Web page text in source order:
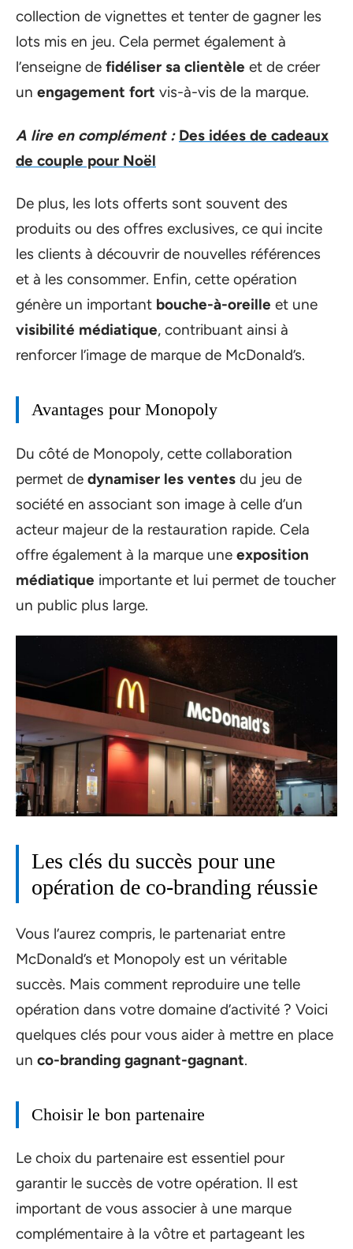
collection de vignettes et tenter de gagner les
lots mis en jeu. Cela permet également à
l’enseigne de fidéliser sa clientèle et de créer
un engagement fort vis-à-vis de la marque.
A lire en complément : Des idées de cadeaux
de couple pour Noël
De plus, les lots offerts sont souvent des
produits ou des offres exclusives, ce qui incite
les clients à découvrir de nouvelles références
et à les consommer. Enfin, cette opération
génère un important bouche-à-oreille et une
visibilité médiatique, contribuant ainsi à
renforcer l’image de marque de McDonald’s.
Avantages pour Monopoly
Du côté de Monopoly, cette collaboration
permet de dynamiser les ventes du jeu de
société en associant son image à celle d’un
acteur majeur de la restauration rapide. Cela
offre également à la marque une exposition
médiatique importante et lui permet de toucher
un public plus large.
Les clés du succès pour une
opération de co-branding réussie
Vous l’aurez compris, le partenariat entre
McDonald’s et Monopoly est un véritable
succès. Mais comment reproduire une telle
opération dans votre domaine d’activité ? Voici
quelques clés pour vous aider à mettre en place
un co-branding gagnant-gagnant.
Choisir le bon partenaire
Le choix du partenaire est essentiel pour
garantir le succès de votre opération. Il est
important de vous associer à une marque
complémentaire à la vôtre et partageant les